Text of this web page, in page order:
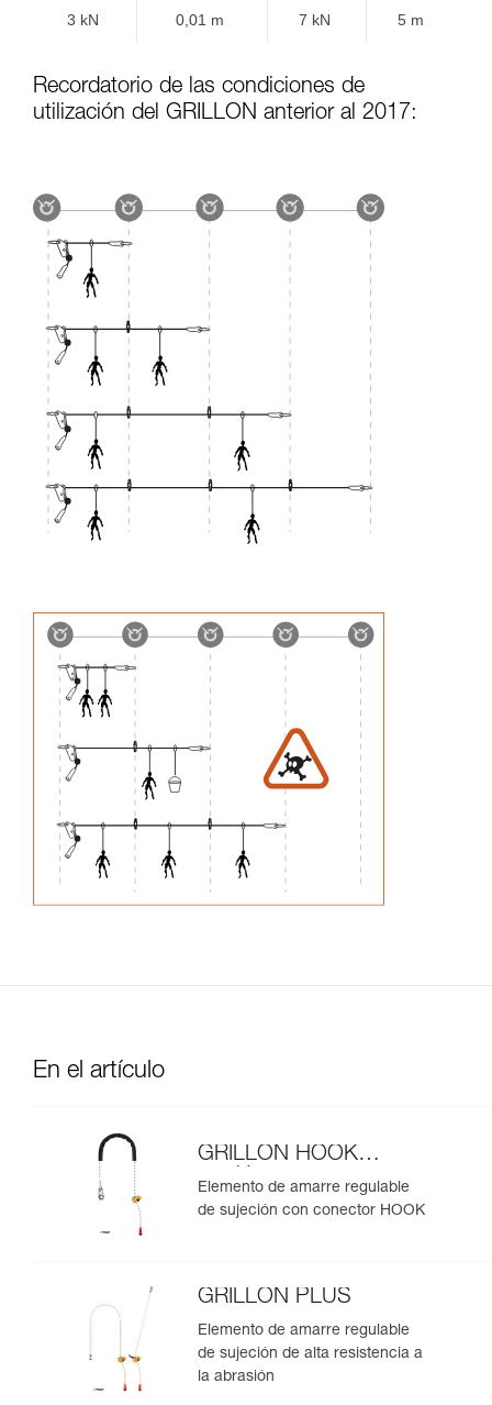
3 kN 0,01 m 7 kN 5 m
Recordatorio de las condiciones de
utilización del GRILLON anterior al 2017:
En el artículo
GRILLON HOOK
versión europea
Elemento de amarre regulable
de sujeción con conector HOOK
GRILLON PLUS
Elemento de amarre regulable
de sujeción de alta resistencia a
la abrasión